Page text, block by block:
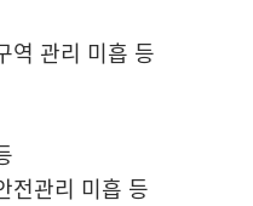
역 관리 미흡 등
전관리 미흡 등